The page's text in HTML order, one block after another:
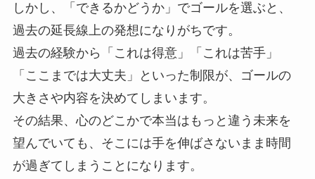
しかし、「できるかどうか」でゴールを選ぶと、
過去の延長線上の発想になりがちです。
過去の経験から「これは得意」「これは苦手」
「ここまでは大丈夫」といった制限が、ゴールの
大きさや内容を決めてしまいます。
その結果、心のどこかで本当はもっと違う未来を
望んでいても、そこには手を伸ばさないまま時間
が過ぎてしまうことになります。